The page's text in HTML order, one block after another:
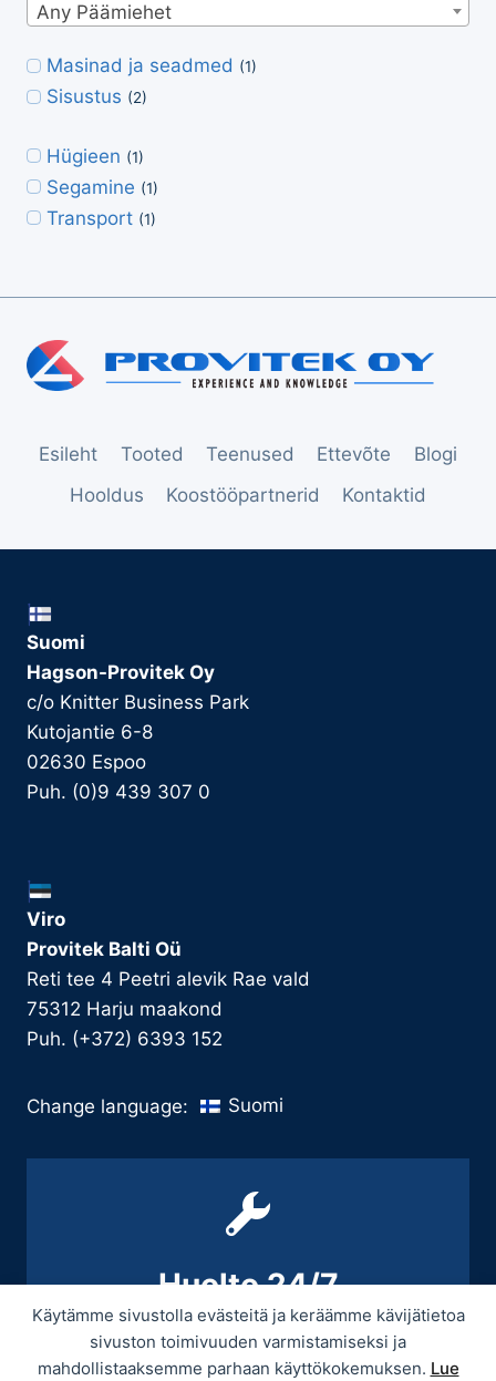
Käytämme sivustolla evästeitä ja keräämme kävijätietoa
sivuston toimivuuden varmistamiseksi ja
mahdollistaaksemme parhaan käyttökokemuksen. Lue
Any Päämiehet
Masinad ja seadmed (1)
Sisustus (2)
Hügieen (1)
Segamine (1)
Transport (1)
Esileht Tooted Teenused Ettevõte
Blogi
Hooldus
Koostööpartnerid Kontaktid
Suomi
Hagson-Provitek Oy
c/o Knitter Business Park
Kutojantie 6-8
02630 Espoo
Puh. (0)9 439 307 0
Viro
Provitek Balti Oü
Reti tee 4 Peetri alevik Rae vald
75312 Harju maakond
Puh. (+372) 6393 152
Change language: Suomi
Huolto 24/7
+358 9 439 3070 / +358 50 545 5664